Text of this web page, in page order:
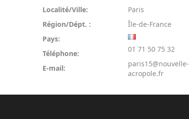
Localité/Ville:
Paris
Région/Dépt. :
Île-de-France
Pays:
Téléphone:
01 71 50 75 32
E-mail:
paris15@nouvelle-
acropole.fr